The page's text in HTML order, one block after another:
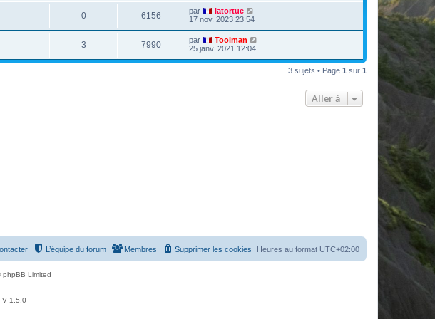
é
o
n
u
s
i
e
r
m
e
s
0R
é
6156
u
D
e
i
e
r
par
latortue
17 nov. 2023 23:54
3R
é
s
s
7990V
u
D
e
n
a
par
Toolman
25 janv. 2021 12:04
3 sujets • Page 1 sur 1
Aller à
Heures au format UTC+02:00
Supprimer les cookies
Membres
L’équipe du forum
Limited
V 1.5.0